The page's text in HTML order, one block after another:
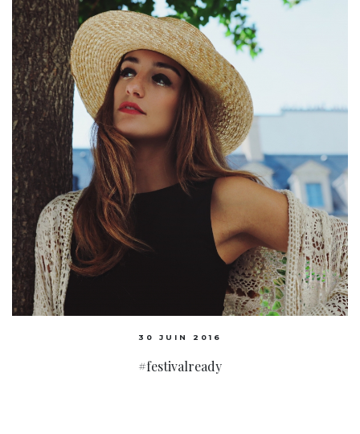
30 JUIN 2016
#festivalready